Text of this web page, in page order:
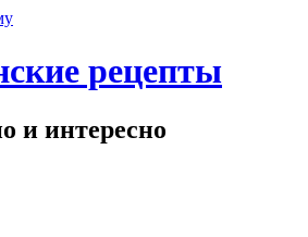
рецепты
и интересно